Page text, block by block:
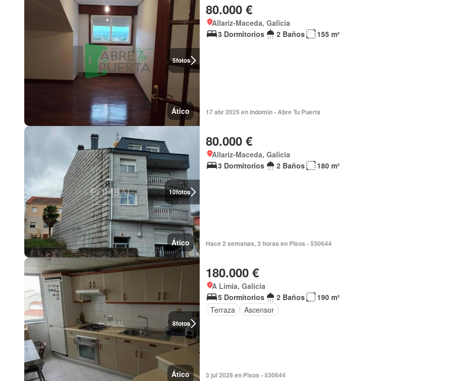
5fotos
Ático
80.000 €
Allariz-Maceda, Galicia
3 Dormitorios
2 Baños 155 m²
17 abr 2025 en Indomio - Abre Tu Puerta
10fotos
Ático
80.000 €
Allariz-Maceda, Galicia
3 Dormitorios
2 Baños 180 m²
Hace 2 semanas, 3 horas en Pisos - 530644
8fotos
Ático
180.000 €
A Limia, Galicia
5 Dormitorios
2 Baños
190 m²
Terraza
Ascensor
3 jul 2026 en Pisos - 530644